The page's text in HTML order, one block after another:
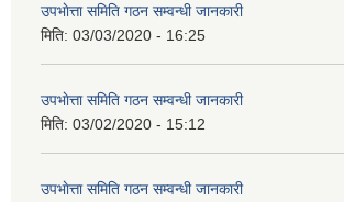
उपभाेत्ता समिति गठन सम्वन्धी जानकारी
मिति: 03/03/2020 - 16:25
उपभाेत्ता समिति गठन सम्वन्धी जानकारी
मिति: 03/02/2020 - 15:12
उपभाेत्ता समिति गठन सम्वन्धी जानकारी